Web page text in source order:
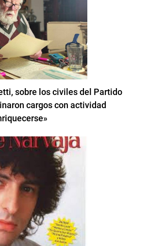
sobre los civiles del Partido
cargos con actividad